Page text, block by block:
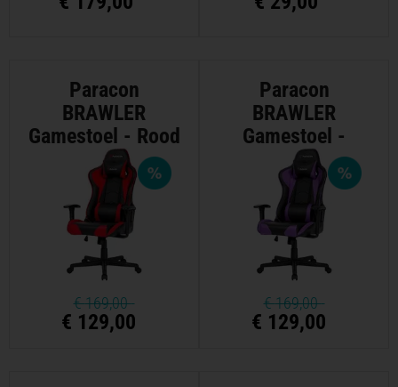
Paracon
BRAWLER
Gamestoel - Rood
€169,00
€ 129,00
Paracon
BRAWLER
Gamestoel -
Violet
€169,00
€ 129,00